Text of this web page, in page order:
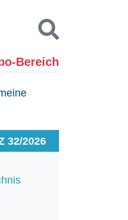
Bereich
Kontakt
32/2026